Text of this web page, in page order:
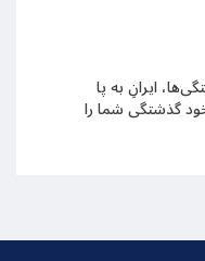
ایرانِ به پا
خود گذشتگی شما را